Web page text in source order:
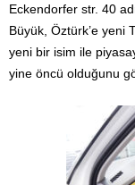
Eckendorfer str. 40
Büyük, Öztürk’e yeni
yeni bir isim ile
yine öncü olduğunu